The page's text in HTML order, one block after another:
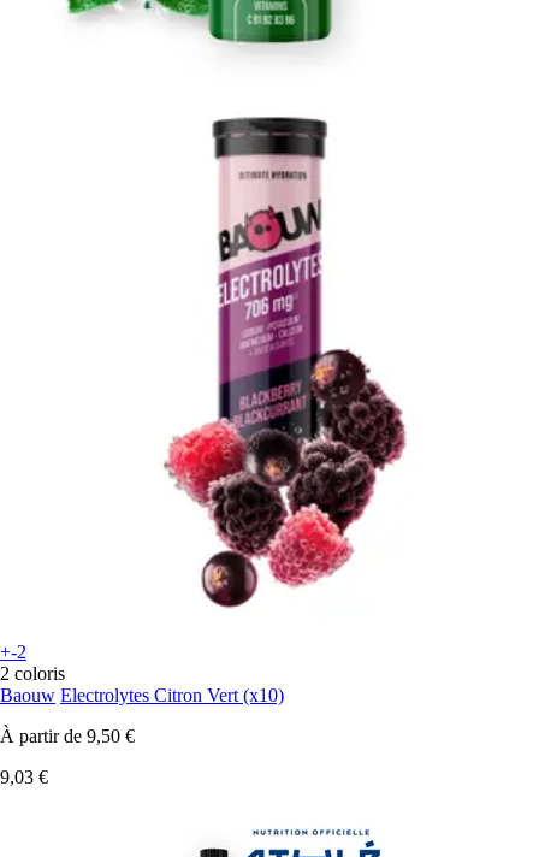
+-2
2 coloris
Baouw Electrolytes Citron Vert (x10)
À partir de 9,50 €
9,03 €